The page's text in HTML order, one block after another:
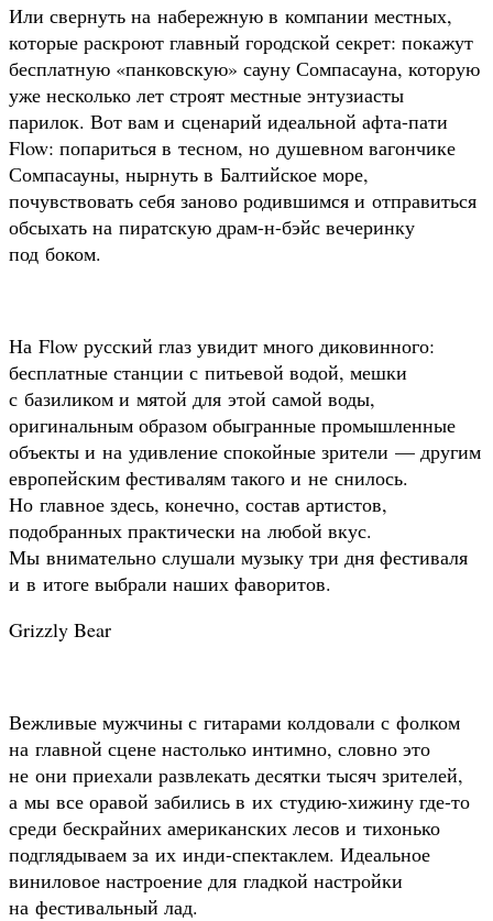
Или свернуть на набережную в компании местных,
которые раскроют главный городской секрет: покажут
бесплатную «панковскую» сауну Сомпасауна, которую
уже несколько лет строят местные энтузиасты
парилок. Вот вам и сценарий идеальной афта-пати
Flow: попариться в тесном, но душевном вагончике
Сомпасауны, нырнуть в Балтийское море,
почувствовать себя заново родившимся и отправиться
обсыхать на пиратскую драм-н-бэйс вечеринку
под боком.
На Flow русский глаз увидит много диковинного:
бесплатные станции с питьевой водой, мешки
с базиликом и мятой для этой самой воды,
оригинальным образом обыгранные промышленные
объекты и на удивление спокойные зрители — другим
европейским фестивалям такого и не снилось.
Но главное здесь, конечно, состав артистов,
подобранных практически на любой вкус.
Мы внимательно слушали музыку три дня фестиваля
и в итоге выбрали наших фаворитов.
Grizzly Bear
Вежливые мужчины с гитарами колдовали с фолком
на главной сцене настолько интимно, словно это
не они приехали развлекать десятки тысяч зрителей,
а мы все оравой забились в их студию-хижину где-то
среди бескрайних американских лесов и тихонько
подглядываем за их инди-спектаклем. Идеальное
виниловое настроение для гладкой настройки
на фестивальный лад.